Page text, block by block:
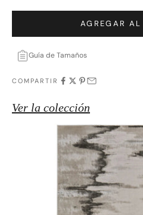
AGREGAR
Guía de Tamaños
COMPARTIR
Ver la colección